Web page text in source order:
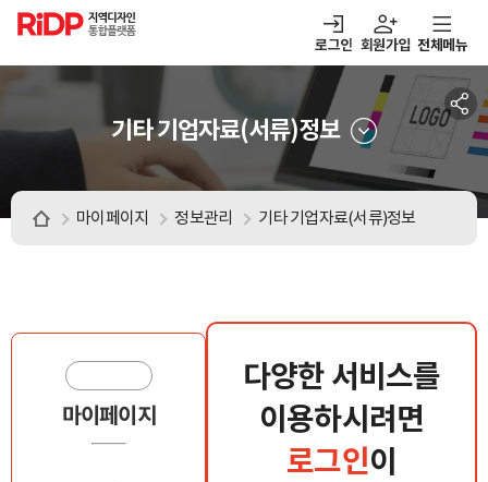
RiDP 지역디자인
통합플랫폼
로그인 회원가입
열기 알림마당
열기 아이디어뱅크
전체메뉴
기타 기업자료(서류)정보
마이페이지 정보관리 기타 기업자료(서류)정보
마이페이지
다양한 서비스를
이용하시려면
로그인이